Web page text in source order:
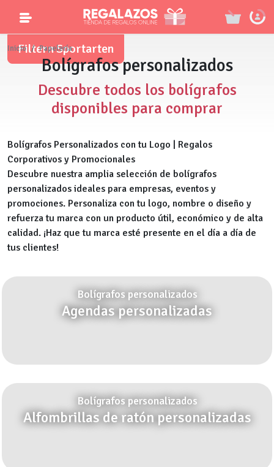
Filtern Sportarten
Inicio Papelería
Bolígrafos personalizados
Descubre todos los bolígrafos
disponibles para comprar
Bolígrafos Personalizados con tu Logo | Regalos
Corporativos y Promocionales
Descubre nuestra amplia selección de bolígrafos
personalizados ideales para empresas, eventos y
promociones. Personaliza con tu logo, nombre o diseño y
refuerza tu marca con un producto útil, económico y de alta
calidad. ¡Haz que tu marca esté presente en el día a día de
tus clientes!
Bolígrafos personalizados
Agendas personalizadas
Bolígrafos personalizados
Alfombrillas de ratón personalizadas